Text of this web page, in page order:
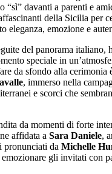
“sì” davanti a parenti e
della Sicilia per
eleganza, emozione e
del panorama italiano,
speciale in
da sfondo alla cerimonia
, immerso nella
e scorci che
da momenti di forte
affidata a Sara Daniele,
pronunciati da Michelle
gli invitati con